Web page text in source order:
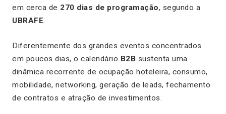
em cerca de 270 dias de programação, segundo a
UBRAFE.
Diferentemente dos grandes eventos concentrados
em poucos dias, o calendário B2B sustenta uma
dinâmica recorrente de ocupação hoteleira, consumo,
mobilidade, networking, geração de leads, fechamento
de contratos e atração de investimentos.